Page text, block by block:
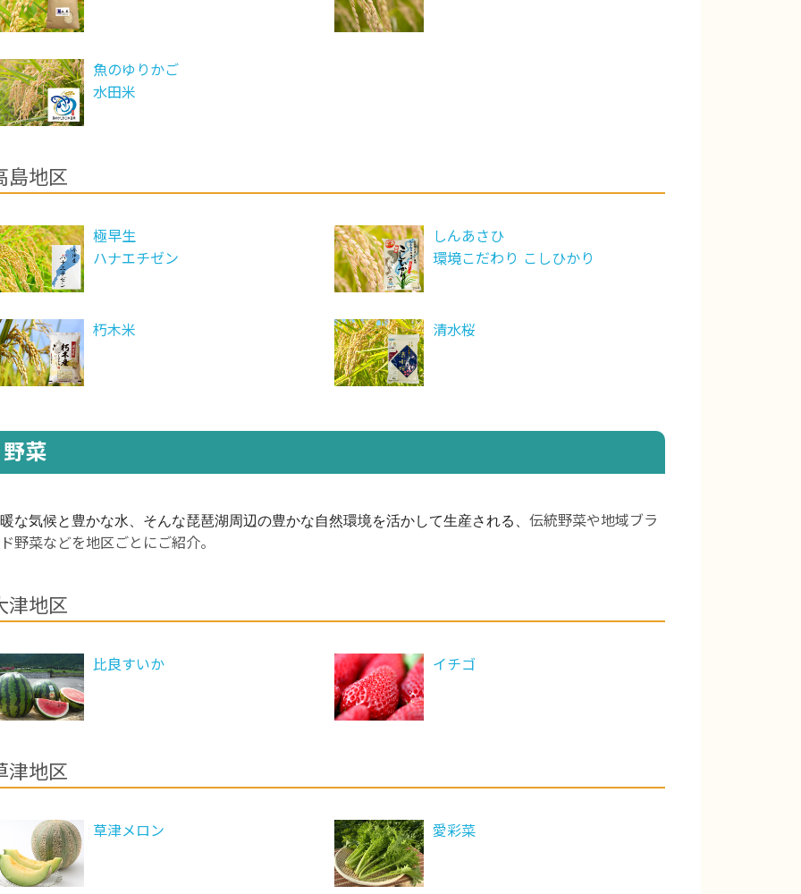
魚のゆりかご
水田米
島地区
極早生
ハナエチゼン
しんあさひ
環境こだわり こしひかり
朽木米 清水桜
野菜
な気候と豊かな水、 そんな琵琶湖周辺の豊かな自然環境を活かして生産される、 伝統野菜や地域ブラ
野菜などを地区ごとにご紹介。
津地区
比良すいか イチゴ
津地区
草津メロン 愛彩菜